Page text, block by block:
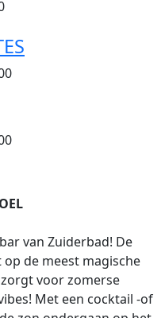
van Zuiderbad! De
de meest magische
voor zomerse
Met een cocktail -of